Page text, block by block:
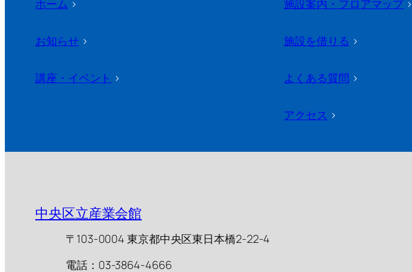
ホーム >
お知らせ >
講座・イベント >
施設案内・フロアマップ>
施設を借りる >
よくある質問 >
アクセス >
中央区立産業会館
〒103-0004 東京都中央区東日本橋2-22-4
電話：03-3864-4666